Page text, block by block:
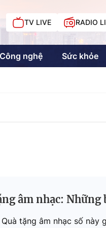
TV LIVE RADIO
Công nghệ Sức khỏe
chúng tôi
âm nhạc: Những
tặng âm nhạc số này